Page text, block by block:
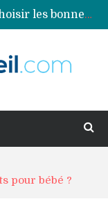
Comment choisir les bonnes couleurs pour un projet tie and dye ?
Comment préparer sa piscine pour une période prolongée d’inutilisation ?
pour bébé ?